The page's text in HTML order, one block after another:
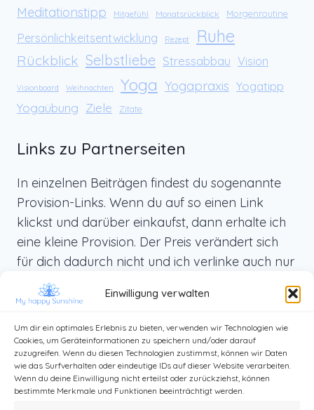
Einwilligung verwalten
Um dir ein optimales Erlebnis zu bieten, verwenden wir Technologien wie
Cookies, um Geräteinformationen zu speichern und/oder darauf
zuzugreifen. Wenn du diesen Technologien zustimmst, können wir Daten
wie das Surfverhalten oder eindeutige IDs auf dieser Website verarbeiten.
Wenn du deine Einwilligung nicht erteilst oder zurückziehst, können
bestimmte Merkmale und Funktionen beeinträchtigt werden.
Meditationstipp Mitgefühl Monatsrückblick Morgenroutine
Persönlichkeitsentwicklung Rezept Ruhe
Rückblick Selbstliebe Stressabbau Vision
Visionboard Weihnachten Yoga Yogapraxis Yogatipp
Yogaübung Ziele Zitate
Links zu Partnerseiten
In einzelnen Beiträgen findest du sogenannte
Provision-Links. Wenn du auf so einen Link
klickst und darüber einkaufst, dann erhalte ich
eine kleine Provision. Der Preis verändert sich
für dich dadurch nicht und ich verlinke auch nur
Produkte, die ich selbst benutze und die ich dir
von ganzem Herzen weiterempfehlen kann.